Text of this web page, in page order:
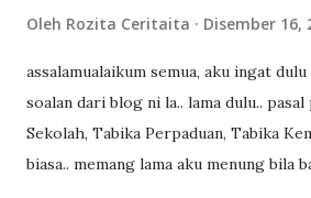
Oleh Rozita Ceritaita Disember 16,
assalamualaikum semua, aku ingat
soalan dari blog ni la.. lama dulu..
Sekolah, Tabika Perpaduan, Tabika
biasa.. memang lama aku menung bila